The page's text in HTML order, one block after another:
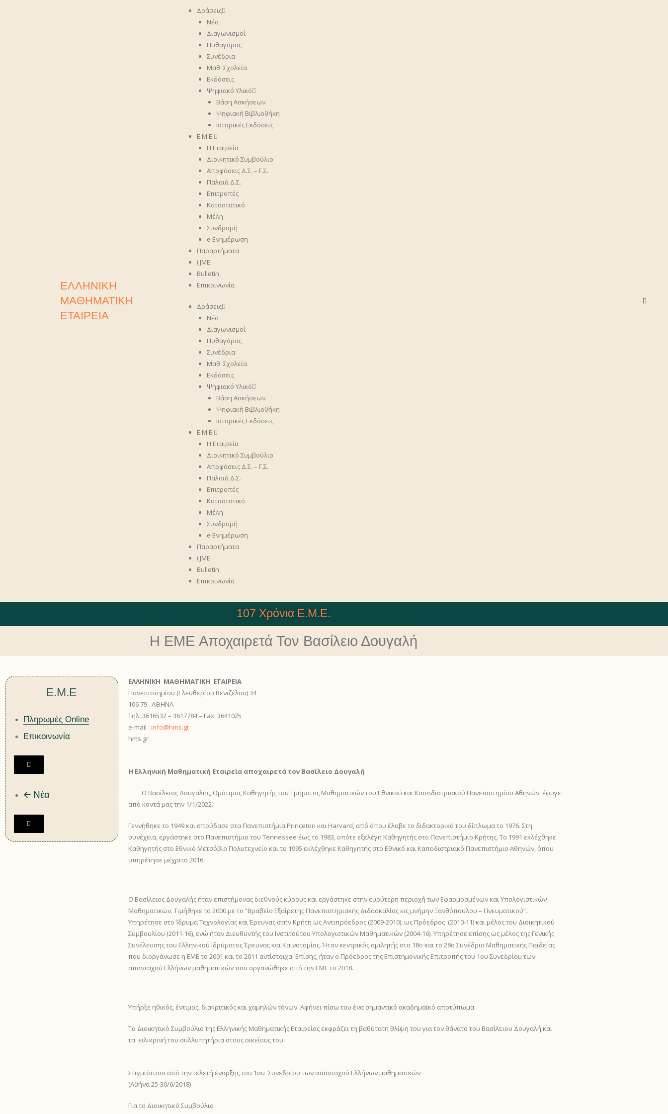
ΕΛΛΗΝΙΚΗ
ΜΑΘΗΜΑΤΙΚΗ
ΕΤΑΙΡΕΙΑ
Δράσεις
Νέα
Διαγωνισμοί
Πυθαγόρας
Συνέδρια
Μαθ. Σχολεία
Εκδόσεις
Ψηφιακό Υλικό
Βάση Ασκήσεων
Ψηφιακή Βιβλιοθήκη
Ιστορικές Εκδόσεις
Ε.Μ.Ε.
Η Εταιρεία
Διοικητικό Συμβούλιο
Αποφάσεις Δ.Σ. – Γ.Σ.
Παλαιά Δ.Σ.
Επιτροπές
Καταστατικό
Μέλη
Συνδρομή
ᧉ-Ενημέρωση
Παραρτήματα
i JME
Bulletin
Επικοινωνία
Δράσεις
Νέα
Διαγωνισμοί
Πυθαγόρας
Συνέδρια
Μαθ. Σχολεία
Εκδόσεις
Ψηφιακό Υλικό
Βάση Ασκήσεων
Ψηφιακή Βιβλιοθήκη
Ιστορικές Εκδόσεις
Ε.Μ.Ε.
Η Εταιρεία
Διοικητικό Συμβούλιο
Αποφάσεις Δ.Σ. – Γ.Σ.
Παλαιά Δ.Σ.
Επιτροπές
Καταστατικό
Μέλη
Συνδρομή
ᧉ-Ενημέρωση
Παραρτήματα
i JME
Bulletin
Επικοινωνία
107 Χρόνια Ε.Μ.Ε.
Η ΕME Αποχαιρετά Τον Βασίλειο Δoυγαλή
Ε.Μ.Ε
Πληρωμές Online
Επικοινωνία
H
a
b
r
g
e
🡨 Νέα
H
a
ΕΛΛΗΝΙΚΗ ΜΑΘΗΜΑΤΙΚΗ ΕΤΑΙΡΕΙΑ
Πανεπιστημίου (Ελευθερίου Βενιζέλου) 34
106 79 ΑΘΗΝΑ
Τηλ. 3616532 – 3617784 – Fax: 3641025
e-mail : info@hms.gr
hms.gr
Η Ελληνική Μαθηματική Εταιρεία αποχαιρετά τον Βασίλειο Δoυγαλή
Ο Βασίλειος Δουγαλής, Ομότιμος Καθηγητής του Τμήματος Μαθηματικών του Εθνικού και Καποδιστριακού Πανεπιστημίου Αθηνών, έφυγε
από κοντά μας την 1/1/2022.
Γεννήθηκε το 1949 και σπούδασε στα Πανεπιστήμια Princeton και Harvard, από όπου έλαβε το διδακτορικό του δίπλωμα το 1976. Στη
συνέχεια, εργάστηκε στο Πανεπιστήμιο του Tennessee έως το 1983, οπότε εξελέγη Καθηγητής στο Πανεπιστήμιο Κρήτης. Το 1991 εκλέχθηκε
Καθηγητής στο Εθνικό Μετσόβιο Πολυτεχνείο και το 1995 εκλέχθηκε Καθηγητής στο Εθνικό και Καποδιστριακό Πανεπιστήμιο Αθηνών, όπου
υπηρέτησε μέχριτο 2016.
Ο Βασίλειος Δουγαλής ήταν επιστήμονας διεθνούς κύρους και εργάστηκε στην ευρύτερη περιοχή των Εφαρμοσμένων και Υπολογιστικών
Μαθηματικών. Τιμήθηκε το 2000 με το “Βραβείο Εξαίρετης Πανεπιστημιακής Διδασκαλίας εις μνήμην Ξανθόπουλου – Πνευματικού”.
Υπηρέτησε στο Ίδρυμα Τεχνολογίας και Έρευνας στην Κρήτη ως Αντιπρόεδρος (2009-2010), ως Πρόεδρος (2010-11) και μέλος του Διοικητικού
Συμβουλίου (2011-16), ενώ ήταν Διευθυντής του Ινστιτούτου Υπολογιστικών Μαθηματικών (2004-16). Υπηρέτησε επίσης ως μέλος της Γενικής
Συνέλευσης του Ελληνικού Ιδρύματος Έρευνας και Καινοτομίας. Ήταν κεντρικός ομιλητής στο 18ο και το 28ο Συνέδριο Μαθηματικής Παιδείας
που διοργάνωσε η ΕΜΕ το 2001 και το 2011 αντίστοιχα. Επίσης, ήταν ο Πρόεδρος της Επιστημονικής Επιτροπής του 1ου Συνεδρίου των
απανταχού Ελλήνων μαθηματικών που οργανώθηκε από την ΕΜΕ το 2018.
Υπήρξε ηθικός, έντιμος, διακριτικός και χαμηλών τόνων. Αφήνει πίσω του ένα σημαντικό ακαδημαϊκό αποτύπωμα.
Το Διοικητικό Συμβούλιο της Ελληνικής Μαθηματικής Εταιρείας εκφράζει τη βαθύτατη θλίψη του για τον θάνατο του Βασίλειου Δουγαλή και
τα ειλικρινή του συλλυπητήρια στους οικείους του.
Στιγμιότυπο από την τελετή έναρξης του 1ου Συνεδρίου των απανταχού Ελλήνων μαθηματικών
(Αθήνα 25-30/6/2018)
Για το Διοικητικό Συμβούλιο